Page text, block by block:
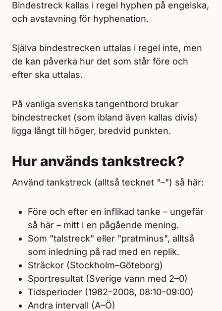
Bindestreck kallas i regel hyphen på engelska,
och avstavning för hyphenation.
Själva bindestrecken uttalas i regel inte, men
de kan påverka hur det som står före och
efter ska uttalas.
På vanliga svenska tangentbord brukar
bindestrecket (som ibland även kallas divis)
ligga långt till höger, bredvid punkten.
Hur används tankstreck?
Använd tankstreck (alltså tecknet "–") så här:
Före och efter en inflikad tanke – ungefär
så här – mitt i en pågående mening.
Som "talstreck" eller "pratminus", alltså
som inledning på rad med en replik.
Sträckor (Stockholm–Göteborg)
Sportresultat (Sverige vann med 2–0)
Tidsperioder (1982–2008, 08:10–09:00)
Andra intervall (A–Ö)